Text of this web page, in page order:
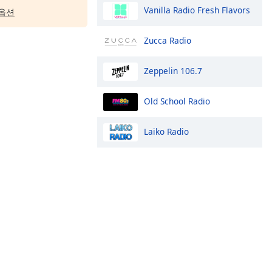
션 Vanilla Radio Fresh Flavors
Zucca Radio
Zeppelin 106.7
Old School Radio
Laiko Radio